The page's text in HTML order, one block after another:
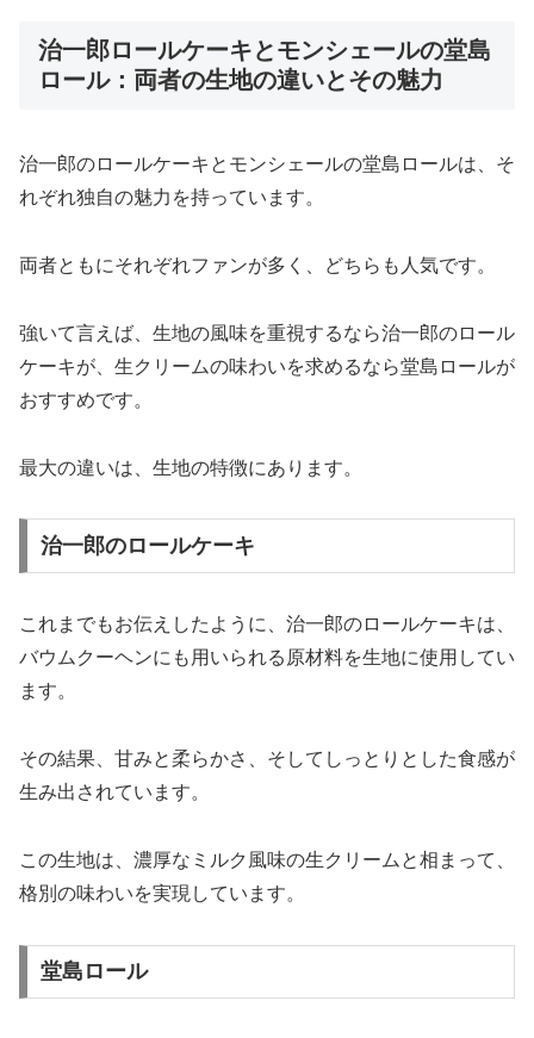
治一郎ロールケーキとモンシェールの堂島
ロール：両者の生地の違いとその魅力
治一郎のロールケーキとモンシェールの堂島ロールは、そ
れぞれ独自の魅力を持っています。
両者ともにそれぞれファンが多く、どちらも人気です。
強いて言えば、生地の風味を重視するなら治一郎のロール
ケーキが、生クリームの味わいを求めるなら堂島ロールが
おすすめです。
最大の違いは、生地の特徴にあります。
治一郎のロールケーキ
これまでもお伝えしたように、治一郎のロールケーキは、
バウムクーヘンにも用いられる原材料を生地に使用してい
ます。
その結果、甘みと柔らかさ、そしてしっとりとした食感が
生み出されています。
この生地は、濃厚なミルク風味の生クリームと相まって、
格別の味わいを実現しています。
堂島ロール